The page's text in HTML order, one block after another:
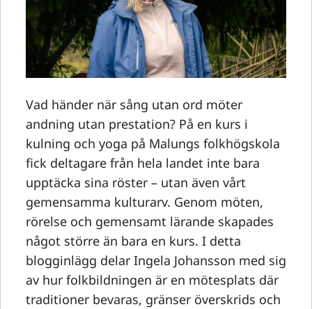
Vad händer när sång utan ord möter
andning utan prestation? På en kurs i
kulning och yoga på Malungs folkhögskola
fick deltagare från hela landet inte bara
upptäcka sina röster – utan även vårt
gemensamma kulturarv. Genom möten,
rörelse och gemensamt lärande skapades
något större än bara en kurs. I detta
blogginlägg delar Ingela Johansson med sig
av hur folkbildningen är en mötesplats där
traditioner bevaras, gränser överskrids och